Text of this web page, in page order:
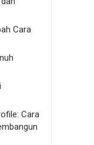
Cara
Cara